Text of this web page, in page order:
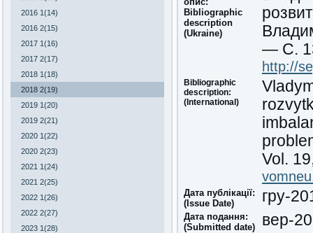
2016 1(14)
2016 2(15)
2017 1(16)
2017 2(17)
2018 1(18)
2018 2(19)
2019 1(20)
2019 2(21)
2020 1(22)
2020 2(23)
2021 1(24)
2021 2(25)
2022 1(26)
2022 2(27)
2023 1(28)
Bibliographic
description
(Ukraine)
— С.
http://
Bibliographic
description:
(International)
Vol.
Дата публікації:
(Issue Date)
гру-
Дата подання:
(Submitted date)
вер-